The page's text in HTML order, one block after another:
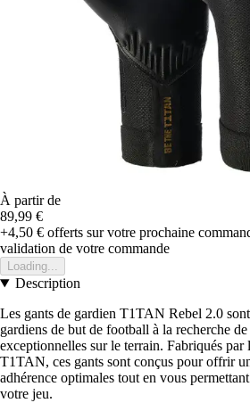
À partir de
89,99 €
+4,50 € offerts sur votre prochaine
validation de votre commande
Loading...
Description
Les gants de gardien T1TAN Rebel 2.0
gardiens de but de football à la recherche
exceptionnelles sur le terrain. Fabriqués par
T1TAN, ces gants sont conçus pour offrir
adhérence optimales tout en vous
votre jeu.